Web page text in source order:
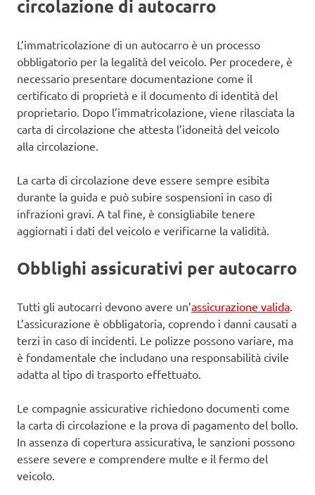
circolazione di autocarro
L’immatricolazione di un autocarro è un processo
obbligatorio per la legalità del veicolo. Per procedere, è
necessario presentare documentazione come il
certificato di proprietà e il documento di identità del
proprietario. Dopo l’immatricolazione, viene rilasciata la
carta di circolazione che attesta l’idoneità del veicolo
alla circolazione.
La carta di circolazione deve essere sempre esibita
durante la guida e può subire sospensioni in caso di
infrazioni gravi. A tal fine, è consigliabile tenere
aggiornati i dati del veicolo e verificarne la validità.
Obblighi assicurativi per autocarro
Tutti gli autocarri devono avere un’assicurazione valida.
L’assicurazione è obbligatoria, coprendo i danni causati a
terzi in caso di incidenti. Le polizze possono variare, ma
è fondamentale che includano una responsabilità civile
adatta al tipo di trasporto effettuato.
Le compagnie assicurative richiedono documenti come
la carta di circolazione e la prova di pagamento del bollo.
In assenza di copertura assicurativa, le sanzioni possono
essere severe e comprendere multe e il fermo del
veicolo.